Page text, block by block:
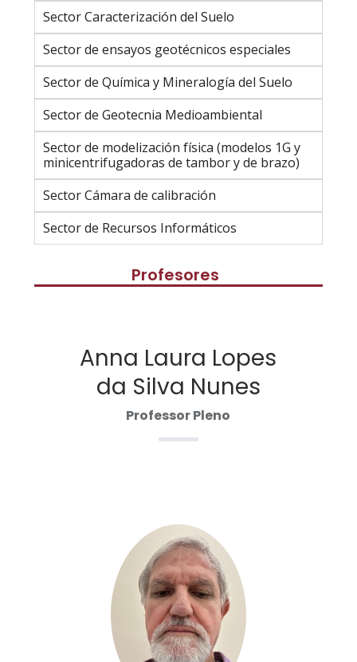
Sector Caracterización del Suelo
Sector de ensayos geotécnicos especiales
Sector de Química y Mineralogía del Suelo
Sector de Geotecnia Medioambiental
Sector de modelización física (modelos 1G y
minicentrifugadoras de tambor y de brazo)
Sector Cámara de calibración
Sector de Recursos Informáticos
Profesores
Anna Laura Lopes
da Silva Nunes
Professor Pleno